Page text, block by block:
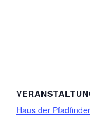
Haus der Pfadfinder